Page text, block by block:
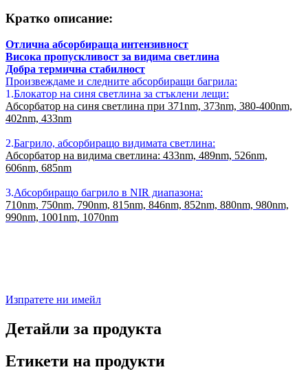
Кратко описание:
Отлична абсорбираща интензивност
Висока пропускливост за видима светлина
Добра термична стабилност
Произвеждаме и следните абсорбиращи багрила:
1.Блокатор на синя светлина за стъклени лещи:
Абсорбатор на синя светлина при 371nm, 373nm, 380-400nm,
402nm, 433nm
2.Багрило, абсорбиращо видимата светлина:
Абсорбатор на видима светлина: 433nm, 489nm, 526nm,
606nm, 685nm
3.Абсорбиращо багрило в NIR диапазона:
710nm, 750nm, 790nm, 815nm, 846nm, 852nm, 880nm, 980nm,
990nm, 1001nm, 1070nm
Изпратете ни имейл
Детайли за продукта
Етикети на продукти